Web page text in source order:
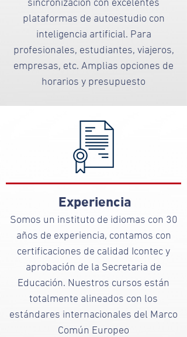
plataformas de autoestudio con
inteligencia artificial. Para
profesionales, estudiantes, viajeros,
empresas, etc. Amplias opciones de
horarios y presupuesto
Experiencia
Somos un instituto de idiomas con 30
años de experiencia, contamos con
certificaciones de calidad Icontec y
aprobación de la Secretaria de
Educación. Nuestros cursos están
totalmente alineados con los
estándares internacionales del Marco
Común Europeo